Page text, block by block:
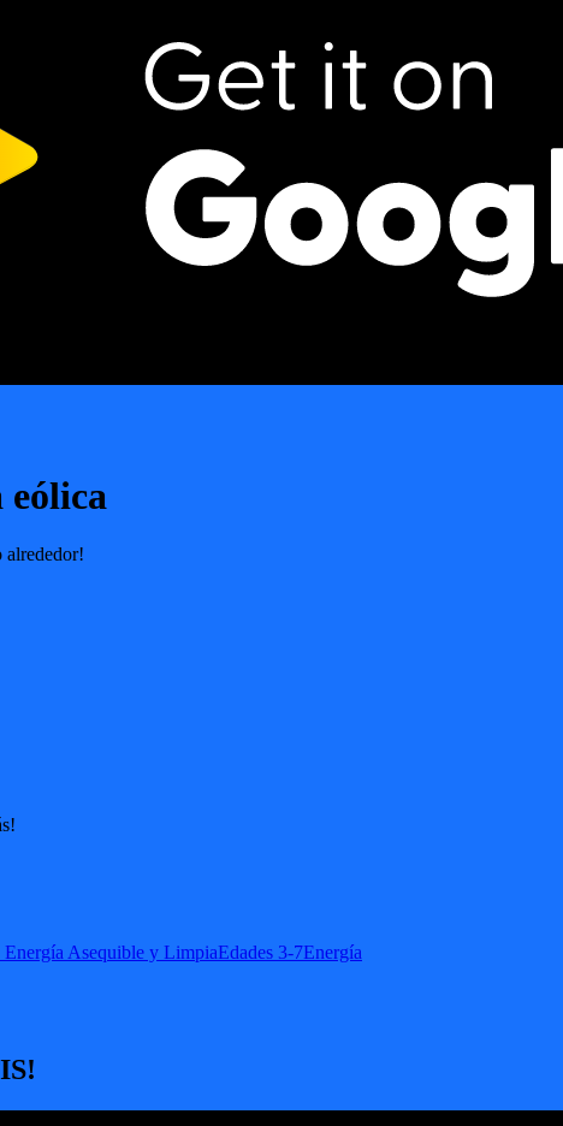
eólica
alrededor!
Energía Asequible y LimpiaEdades 3-7Energía